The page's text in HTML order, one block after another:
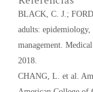
BLACK, C. J.;
adults:
management.
2018.
CHANG, L. et al.